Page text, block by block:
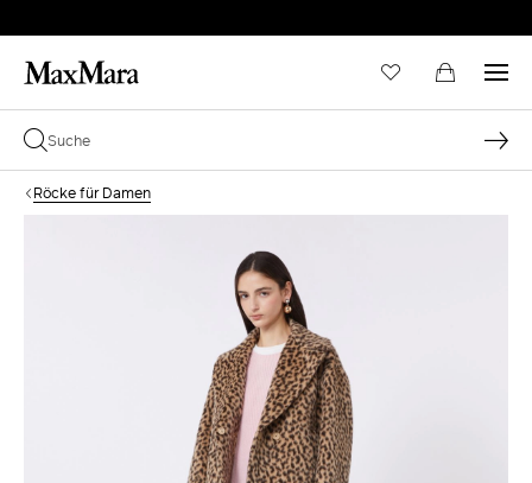
Röcke für Damen